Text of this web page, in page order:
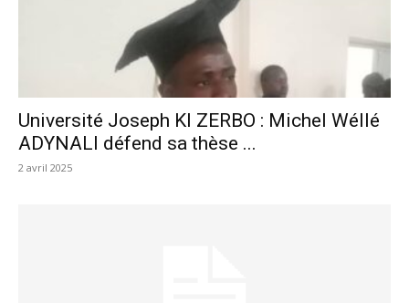
Université Joseph KI ZERBO : Michel Wéllé
ADYNALI défend sa thèse ...
2 avril 2025